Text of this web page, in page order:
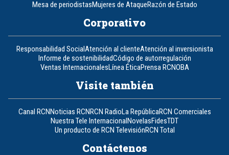
Mesa de periodistasMujeres de AtaqueRazón de Estado
Corporativo
Responsabilidad SocialAtención al clienteAtención al inversionista
Informe de sostenibilidadCódigo de autorregulación
Ventas InternacionalesLínea ÉticaPrensa RCNOBA
Visite también
Canal RCNNoticias RCNRCN RadioLa RepúblicaRCN Comerciales
Nuestra Tele InternacionalNovelasFidesTDT
Un producto de RCN TelevisiónRCN Total
Contáctenos